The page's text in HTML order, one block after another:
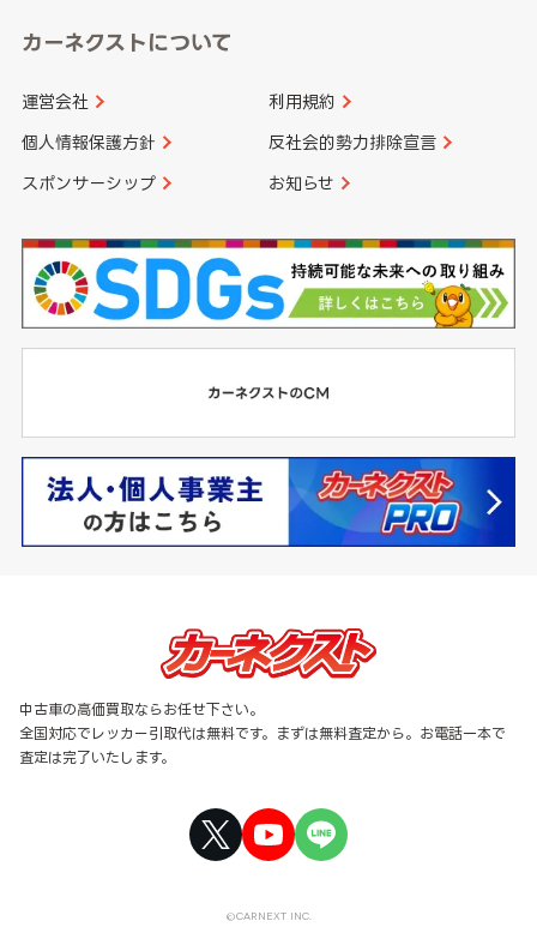
カーネクストについて
運営会社 利用規約
個人情報保護方針 反社会的勢力排除宣言
スポンサーシップ お知らせ
中古車の高価買取ならお任せ下さい。
全国対応でレッカー引取代は無料です。まずは無料査定から。お電話一本で
査定は完了いたします。
©CARNEXT INC.